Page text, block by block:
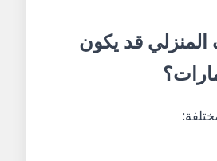
المنزلي قد يكون